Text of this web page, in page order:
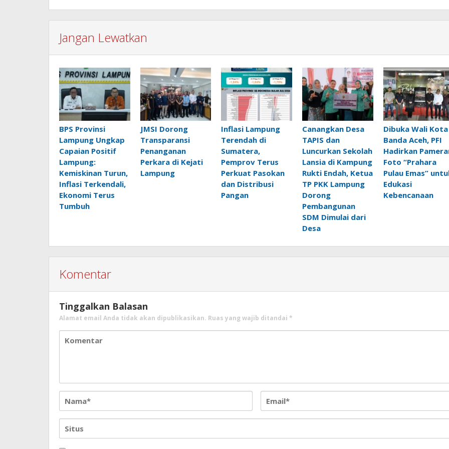
Jangan Lewatkan
BPS Provinsi
Lampung Ungkap
Capaian Positif
Lampung:
Kemiskinan Turun,
Inflasi Terkendali,
Ekonomi Terus
Tumbuh
JMSI Dorong
Transparansi
Penanganan
Perkara di Kejati
Lampung
Inflasi Lampung
Terendah di
Sumatera,
Pemprov Terus
Perkuat Pasokan
dan Distribusi
Pangan
Canangkan Desa
TAPIS dan
Luncurkan Sekolah
Lansia di Kampung
Rukti Endah, Ketua
TP PKK Lampung
Dorong
Pembangunan
SDM Dimulai dari
Desa
Dibuka Wali Kota
Banda Aceh, PFI
Hadirkan
Foto “Prahara
Pulau Emas”
Edukasi
Kebencanaan
Komentar
Tinggalkan Balasan
Alamat email Anda tidak akan dipublikasikan. Ruas yang wajib ditandai *